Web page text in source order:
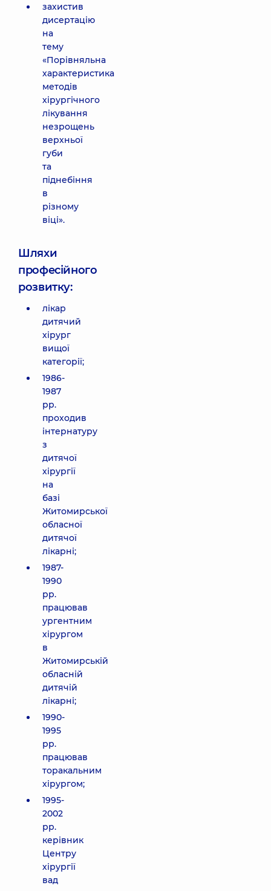
захистив
дисертацію
на
тему
«Порівняльна
характеристика
методів
хірургічного
лікування
незрощень
верхньої
губи
та
піднебіння
в
різному
віці».
Шляхи
професійного
розвитку:
лікар
дитячий
хірург
вищої
категорії;
1986-
1987
рр.
проходив
інтернатуру
з
дитячої
хірургії
на
базі
Житомирської
обласної
дитячої
лікарні;
1987-
1990
рр.
працював
ургентним
хірургом
в
Житомирській
обласній
дитячій
лікарні;
1990-
1995
рр.
працював
торакальним
хірургом;
1995-
2002
рр.
керівник
Центру
хірургії
вад